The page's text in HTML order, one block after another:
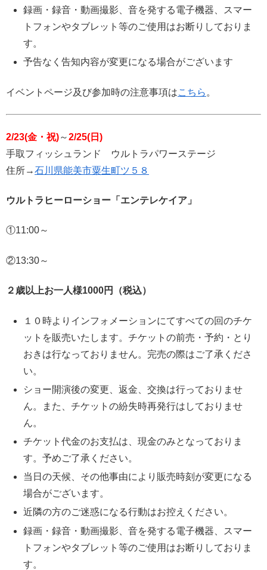
録画・録音・動画撮影、音を発する電子機器、スマー
トフォンやタブレット等のご使用はお断りしておりま
す。
予告なく告知内容が変更になる場合がございます
イベントページ及び参加時の注意事項はこちら 。
2/23(金・祝)～2/25(日)
手取フィッシュランド ウルトラパワーステージ
住所→石川県能美市粟生町ツ５８
ウルトラヒーローショー「エンテレケイア」
①11:00～
②13:30～
２歳以上お一人様1000円（税込）
１０時よりインフォメーションにてすべての回のチケ
ットを販売いたします。チケットの前売・予約・とり
おきは行なっておりません。完売の際はご了承くださ
い。
ショー開演後の変更、返金、交換は行っておりませ
ん。また、チケットの紛失時再発行はしておりませ
ん。
チケット代金のお支払は、現金のみとなっておりま
す。予めご了承ください。
当日の天候、その他事由により販売時刻が変更になる
場合がございます。
近隣の方のご迷惑になる行動はお控えください。
録画・録音・動画撮影、音を発する電子機器、スマー
トフォンやタブレット等のご使用はお断りしておりま
す。